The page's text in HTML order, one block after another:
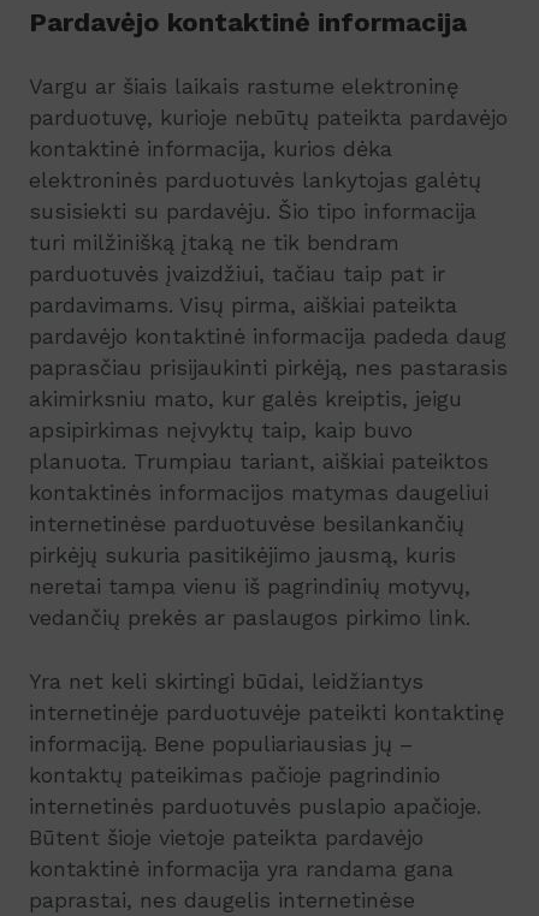
Pardavėjo kontaktinė informacija
Vargu ar šiais laikais rastume elektroninę
parduotuvę, kurioje nebūtų pateikta pardavėjo
kontaktinė informacija, kurios dėka
elektroninės parduotuvės lankytojas galėtų
susisiekti su pardavėju. Šio tipo informacija
turi milžinišką įtaką ne tik bendram
parduotuvės įvaizdžiui, tačiau taip pat ir
pardavimams. Visų pirma, aiškiai pateikta
pardavėjo kontaktinė informacija padeda daug
paprasčiau prisijaukinti pirkėją, nes pastarasis
akimirksniu mato, kur galės kreiptis, jeigu
apsipirkimas neįvyktų taip, kaip buvo
planuota. Trumpiau tariant, aiškiai pateiktos
kontaktinės informacijos matymas daugeliui
internetinėse parduotuvėse besilankančių
pirkėjų sukuria pasitikėjimo jausmą, kuris
neretai tampa vienu iš pagrindinių motyvų,
vedančių prekės ar paslaugos pirkimo link.
Yra net keli skirtingi būdai, leidžiantys
internetinėje parduotuvėje pateikti kontaktinę
informaciją. Bene populiariausias jų –
kontaktų pateikimas pačioje pagrindinio
internetinės parduotuvės puslapio apačioje.
Būtent šioje vietoje pateikta pardavėjo
kontaktinė informacija yra randama gana
paprastai, nes daugelis internetinėse